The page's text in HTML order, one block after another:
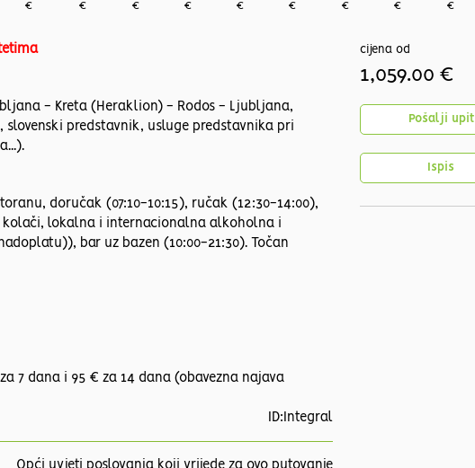
€
€
€
€
€
€
€
€
€
- Kreta (Heraklion) - Rodos - Ljubljana,
predstavnik, usluge predstavnika pri
doručak (07:10-10:15), ručak (12:30-14:00),
kolači, lokalna i internacionalna alkoholna i
bar uz bazen (10:00-21:30). Točan
7 dana i 95 € za 14 dana (obavezna najava
ID:Integral
Opći uvjeti poslovanja koji vrijede za ovo putovanje
cijena od
1,059.00 €
Pošalji upit
Ispis